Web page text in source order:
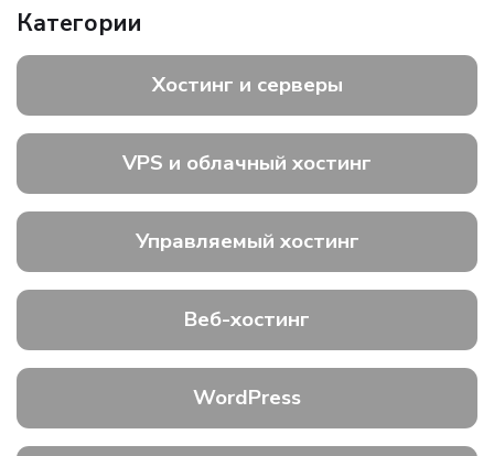
Категории
Хостинг и серверы
VPS и облачный хостинг
Управляемый хостинг
Веб-хостинг
WordPress